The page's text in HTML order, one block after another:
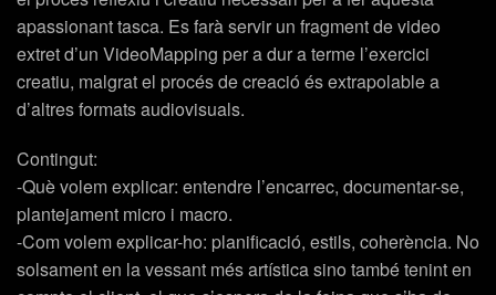
apassionant tasca. Es farà servir un fragment de video
extret d’un VideoMapping per a dur a terme l’exercici
creatiu, malgrat el procés de creació és extrapolable a
d’altres formats audiovisuals.
Contingut:
-Què volem explicar: entendre l’encarrec, documentar-se,
plantejament micro i macro.
-Com volem explicar-ho: planificació, estils, coherència. No
solsament en la vessant més artística sino també tenint en